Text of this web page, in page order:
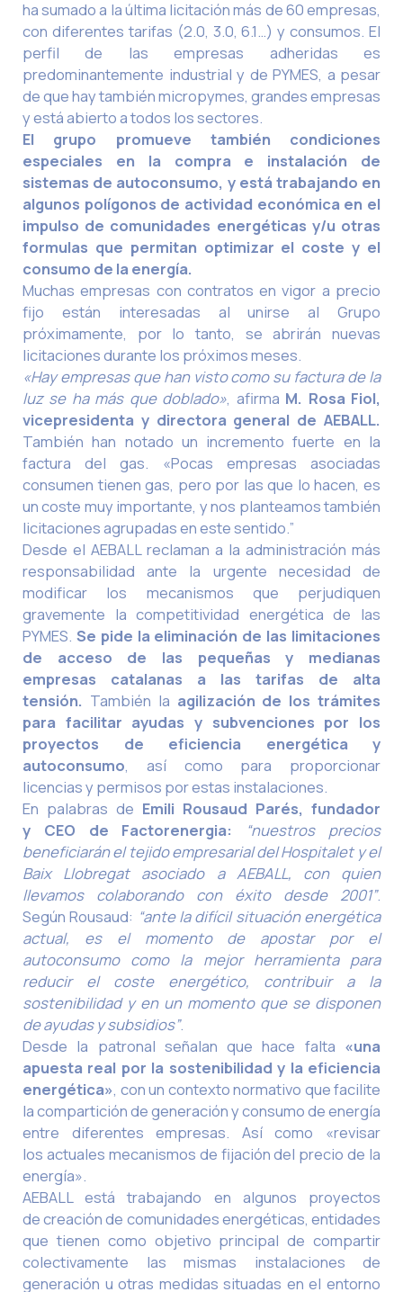
ha sumado a la última licitación más de 60 empresas,
con diferentes tarifas (2.0, 3.0, 6.1…) y consumos. El
perfil de las empresas adheridas es
predominantemente industrial y de PYMES, a pesar
de que hay también micropymes, grandes empresas
y está abierto a todos los sectores.
El grupo promueve también condiciones
especiales en la compra e instalación de
sistemas de autoconsumo, y está trabajando en
algunos polígonos de actividad económica en el
impulso de comunidades energéticas y/u otras
formulas que permitan optimizar el coste y el
consumo de la energía.
Muchas empresas con contratos en vigor a precio
fijo están interesadas al unirse al Grupo
próximamente, por lo tanto, se abrirán nuevas
licitaciones durante los próximos meses.
«Hay empresas que han visto como su factura de la
luz se ha más que doblado» , afirma M. Rosa Fiol,
vicepresidenta y directora general de AEBALL.
También han notado un incremento fuerte en la
factura del gas. «Pocas empresas asociadas
consumen tienen gas, pero por las que lo hacen, es
un coste muy importante, y nos planteamos también
licitaciones agrupadas en este sentido.”
Desde el AEBALL reclaman a la administración más
responsabilidad ante la urgente necesidad de
modificar los mecanismos que perjudiquen
gravemente la competitividad energética de las
PYMES. Se pide la eliminación de las limitaciones
de acceso de las pequeñas y medianas
empresas catalanas a las tarifas de alta
tensión. También la agilización de los trámites
para facilitar ayudas y subvenciones por los
proyectos de eficiencia energética y
autoconsumo , así como para proporcionar
licencias y permisos por estas instalaciones.
En palabras de Emili Rousaud Parés, fundador
y CEO de Factorenergia:
“nuestros precios
beneficiarán el tejido empresarial delHospitalet y el
Baix Llobregat asociado a AEBALL, con quien
llevamos colaborando con éxito desde 2001”.
Según Rousaud: “ante la difícil situación energética
actual, es el momento de apostar por el
autoconsumo como la mejor herramienta para
reducir el coste energético, contribuir a la
sostenibilidad y en un momento que se disponen
de ayudas y subsidios”.
Desde la patronal señalan que hace falta «una
apuesta real por la sostenibilidad y la eficiencia
energética» , con un contexto normativo que facilite
la compartición de generación y consumo de energía
entre diferentes empresas. Así como «revisar
los actuales mecanismos de fijación del precio de la
energía».
AEBALL está trabajando en algunos proyectos
de creación de comunidades energéticas, entidades
que tienen como objetivo principal de compartir
colectivamente las mismas instalaciones de
generación u otras medidas situadas en el entorno